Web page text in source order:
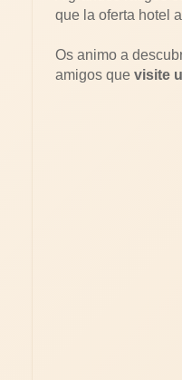
que la oferta hotel
Os animo a
amigos que visite